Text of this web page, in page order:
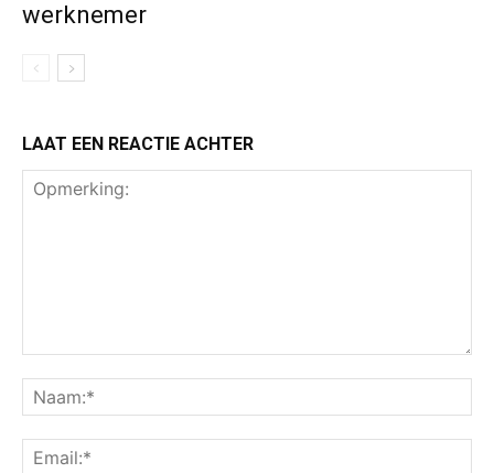
werknemer
LAAT EEN REACTIE ACHTER